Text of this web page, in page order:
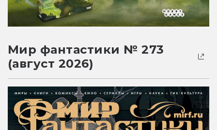
Мир фантастики № 273
(август 2026)